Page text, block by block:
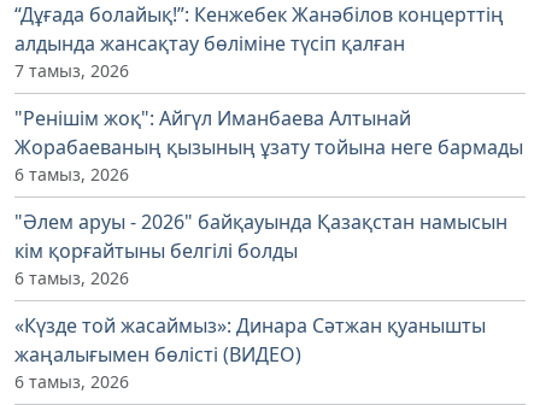
“Дұғада болайық!”: Кенжебек Жанәбілов концерттің
алдында жансақтау бөліміне түсіп қалған
7 тамыз, 2026
"Ренішім жоқ": Айгүл Иманбаева Алтынай
Жорабаеваның қызының ұзату тойына неге бармады
6 тамыз, 2026
"Әлем аруы - 2026" байқауында Қазақстан намысын
кім қорғайтыны белгілі болды
6 тамыз, 2026
«Күзде той жасаймыз»: Динара Сәтжан қуанышты
жаңалығымен бөлісті (ВИДЕО)
6 тамыз, 2026